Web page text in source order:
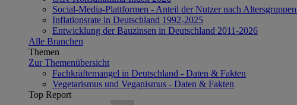
Social-Media-Plattformen - Anteil der Nutzer nach
Inflationsrate in Deutschland 1992-2025
Entwicklung der Bauzinsen in Deutschland 2011-2026
Alle Branchen
Themen
Zur Themenübersicht
Fachkräftemangel in Deutschland - Daten & Fakten
Vegetarismus und Veganismus - Daten & Fakten
Top Report